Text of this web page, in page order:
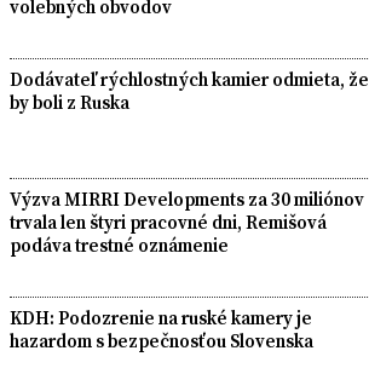
volebných obvodov
Dodávateľ rýchlostných kamier odmieta, že
by boli z Ruska
Výzva MIRRI Developments za 30 miliónov
trvala len štyri pracovné dni, Remišová
podáva trestné oznámenie
KDH: Podozrenie na ruské kamery je
hazardom s bezpečnosťou Slovenska